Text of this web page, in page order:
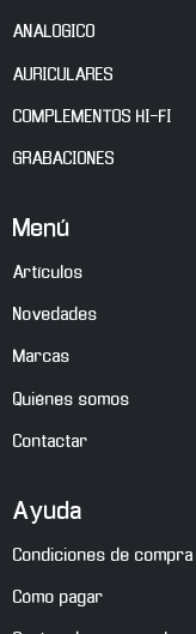
ANALOGICO
AURICULARES
COMPLEMENTOS HI-FI
GRABACIONES
Menú
Artículos
Novedades
Marcas
Quiénes somos
Contactar
Ayuda
Condiciones de compra
Cómo pagar